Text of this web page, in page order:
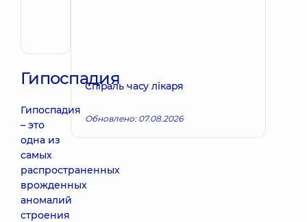
Гипоспадия
Гипоспадия
– это
одна из
самых
распространенных
врожденных
аномалий
строения
Спіраль часу лікаря
Обновлено: 07.08.2026